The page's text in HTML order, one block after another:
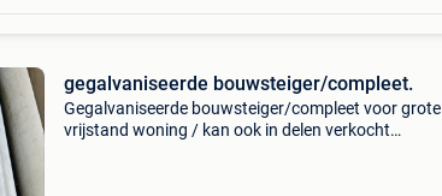
gegalvaniseerde bouwsteiger/compleet.
Gegalvaniseerde bouwsteiger/compleet voor grote
vrijstand woning / kan ook in delen verkocht